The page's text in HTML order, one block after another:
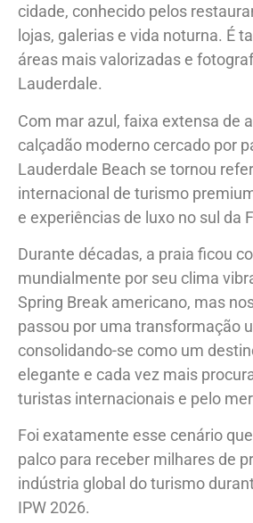
cidade, conhecido pelos
lojas, galerias e vida noturna. É
áreas mais valorizadas e
Lauderdale.
Com mar azul, faixa extensa de
calçadão moderno cercado por
Lauderdale Beach se tornou
internacional de turismo
e experiências de luxo no sul da
Durante décadas, a praia ficou
mundialmente por seu clima
Spring Break americano, mas
passou por uma transformação
consolidando-se como um
elegante e cada vez mais
turistas internacionais e pelo
Foi exatamente esse cenário
palco para receber milhares de
indústria global do turismo
IPW 2026.